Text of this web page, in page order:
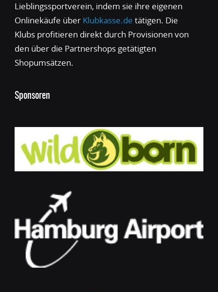
Lieblingssportverein, indem sie ihre eigenen
Onlinekäufe über Klubkasse.de tätigen. Die
Klubs profitieren direkt durch Provisionen von
den über die Partnershops getätigten
Shopumsätzen.
Sponsoren